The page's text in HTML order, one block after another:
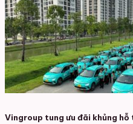
Vingroup tung ưu đãi khủng